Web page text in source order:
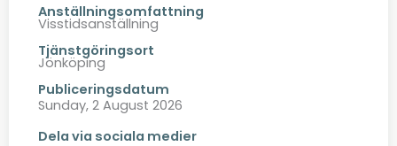
Anställningsomfattning
Visstidsanställning
Tjänstgöringsort
Jönköping
Publiceringsdatum
Sunday, 2 August 2026
Dela via sociala medier